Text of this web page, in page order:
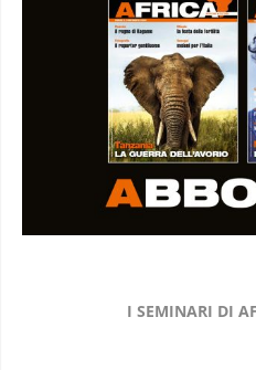
I SEMINARI DI